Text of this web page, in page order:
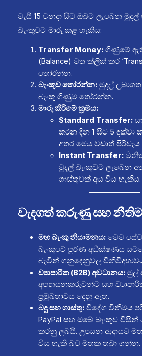
මැයි 15 වනදා සිට ඔබට ලැබෙන
බැංකුවට මාරු කළ හැකිය:
Transfer Money:ගිණුමේ ඇති
(Balance) මත ක්ලික් කර
තෝරන්න.
බැංකුව තෝරන්න:මුදල් ලබාගත
බැංකු ගිණුම තෝරන්න.
මාරු කිරීමේ ක්‍රමය:
Standard Transfer:
කරන දින 1 සිට 5 දක්වා
අතර මෙය වඩාත් පිරිවැය
Instant Transfer:
මුදල් බැංකුවට ලැබෙන
ගාස්තුවක් අය විය හැකිය.
වැදගත් කරුණු සහ
මහ බැංකු නියාමනය:මෙම
බැංකුවේ පූර්ණ අධීක්ෂණය
බැවින් ගනුදෙනුවල
ව්‍යාපාරික (B2B) අවධානය:මුල්
අපනයනකරුවන්ට සහ
ප්‍රමුඛතාවය දෙනු ඇත.
බදු සහ ගාස්තු:විදේශ විනිමය
PayPal සහ ඔබේ බැංකුව
කරනු ලබයි. උපයන ආදායම මත
විය හැකි බව මතක තබා ගන්න.